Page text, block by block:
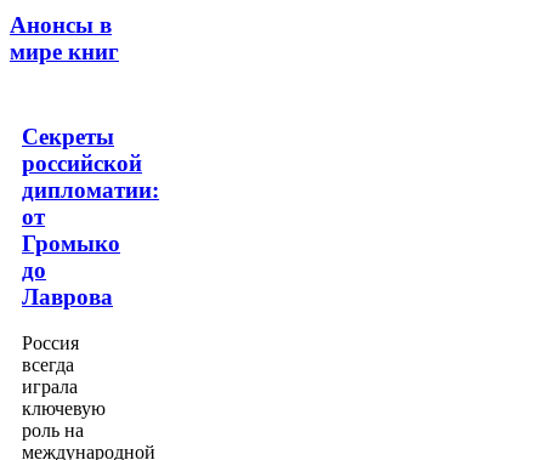
Анонсы в
мире книг
Секреты
российской
дипломатии:
от
Громыко
до
Лаврова
Россия
всегда
играла
ключевую
роль на
международной